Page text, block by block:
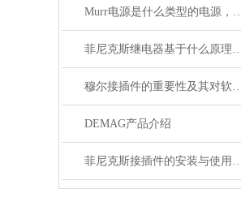
Murr电源是什么类型的电源
菲尼克斯继电器基于什
穆尔接插件的重要性及其对软
DEMAG产品介绍
菲尼克斯接插件的安